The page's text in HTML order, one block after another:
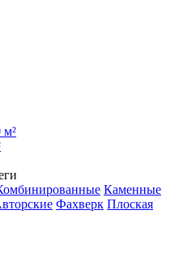
м²
Каменные
Фахверк Плоская